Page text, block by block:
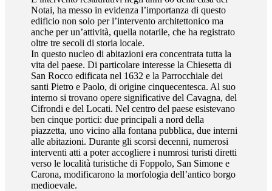
Notai, ha messo in evidenza l’importanza di questo
edificio non solo per l’intervento architettonico ma
anche per un’attività, quella notarile, che ha registrato
oltre tre secoli di storia locale.
In questo nucleo di abitazioni era concentrata tutta la
vita del paese. Di particolare interesse la Chiesetta di
San Rocco edificata nel 1632 e la Parrocchiale dei
santi Pietro e Paolo, di origine cinquecentesca. Al suo
interno si trovano opere significative del Cavagna, del
Cifrondi e del Locati. Nel centro del paese esistevano
ben cinque portici: due principali a nord della
piazzetta, uno vicino alla fontana pubblica, due interni
alle abitazioni. Durante gli scorsi decenni, numerosi
interventi atti a poter accogliere i numrosi turisti diretti
verso le località turistiche di Foppolo, San Simone e
Carona, modificarono la morfologia dell’antico borgo
medioevale.